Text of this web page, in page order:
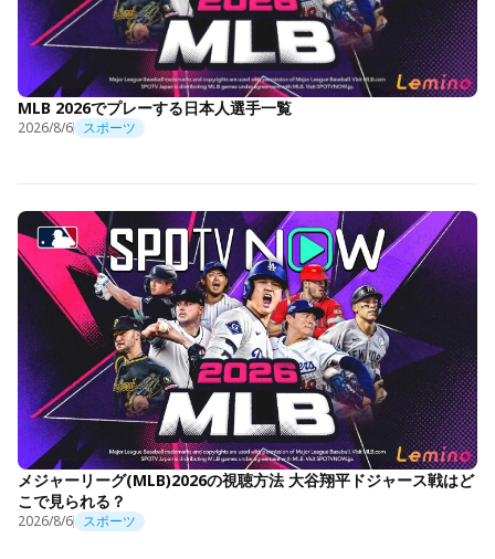
MLB 2026でプレーする日本人選手一覧
2026/8/6 スポーツ
メジャーリーグ(MLB)2026の視聴方法 大谷翔平ドジャース戦はど
こで見られる？
2026/8/6 スポーツ